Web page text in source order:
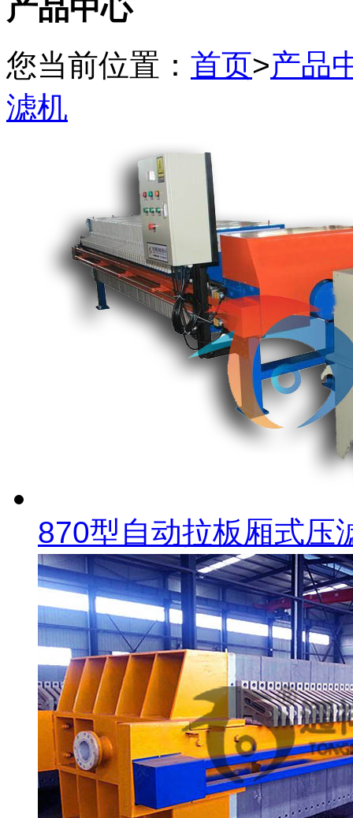
产品中心
您当前位置： 首页>产品
滤机
870型自动拉板厢式压